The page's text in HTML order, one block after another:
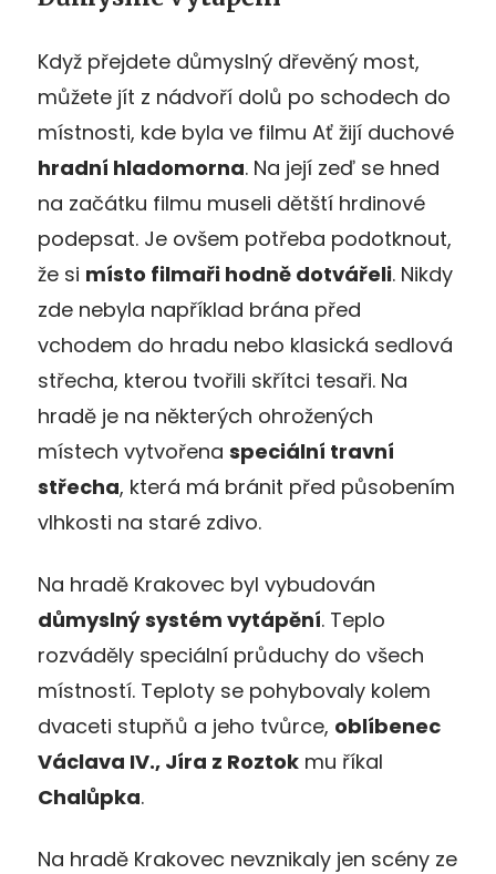
Když přejdete důmyslný dřevěný most,
můžete jít z nádvoří dolů po schodech do
místnosti, kde byla ve filmu Ať žijí duchové
hradní hladomorna. Na její zeď se hned
na začátku filmu museli dětští hrdinové
podepsat. Je ovšem potřeba podotknout,
že si místo filmaři hodně dotvářeli. Nikdy
zde nebyla například brána před
vchodem do hradu nebo klasická sedlová
střecha, kterou tvořili skřítci tesaři. Na
hradě je na některých ohrožených
místech vytvořena speciální travní
střecha, která má bránit před působením
vlhkosti na staré zdivo.
Na hradě Krakovec byl vybudován
důmyslný systém vytápění. Teplo
rozváděly speciální průduchy do všech
místností. Teploty se pohybovaly kolem
dvaceti stupňů a jeho tvůrce, oblíbenec
Václava IV., Jíra z Roztok mu říkal
Chalůpka.
Na hradě Krakovec nevznikaly jen scény ze